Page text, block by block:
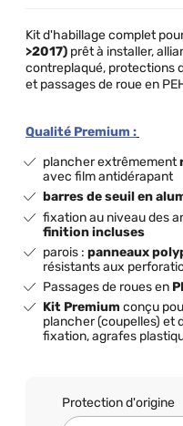
Kit d'habillage complet
>2017) prêt à installer,
contreplaqué, protections
et passages de roue en
Qualité Premium :
plancher extrêmement
avec film antidérapant
barres de seuil en
fixation au niveau des
finition incluses
parois :panneaux
résistants aux
Passages de roues en
Kit Premium conçu
plancher (coupelles) et
fixation, agrafes
Protection d'origine